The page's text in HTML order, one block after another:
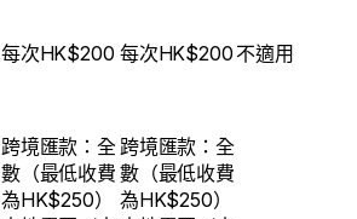
每次HK$200 每次HK$200 不適用
跨境匯款：全
數（最低收費
為HK$250）
跨境匯款：全
數（最低收費
為HK$250）